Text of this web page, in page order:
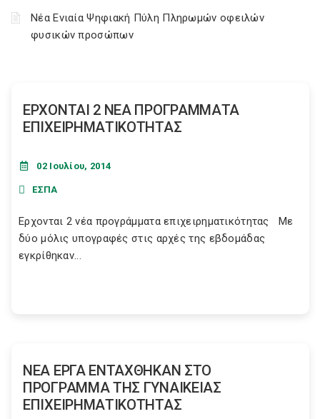
Νέα Ενιαία Ψηφιακή Πύλη Πληρωμών οφειλών
φυσικών προσώπων
ΕΡΧΟΝΤΑΙ 2 ΝΕΑ ΠΡΟΓΡΑΜΜΑΤΑ
ΕΠΙΧΕΙΡΗΜΑΤΙΚΟΤΗΤΑΣ
02 Ιουλίου, 2014
ΕΣΠΑ
Ερχονται 2 νέα προγράμματα επιχειρηματικότητας Με
δύο μόλις υπογραφές στις αρχές της εβδομάδας
εγκρίθηκαν...
ΝΕΑ ΕΡΓΑ ΕΝΤΑΧΘΗΚΑΝ ΣΤΟ
ΠΡΟΓΡΑΜΜΑ ΤΗΣ ΓΥΝΑΙΚΕΙΑΣ
ΕΠΙΧΕΙΡΗΜΑΤΙΚΟΤΗΤΑΣ